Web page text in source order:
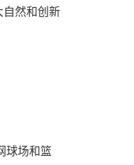
然和创新
球场和篮